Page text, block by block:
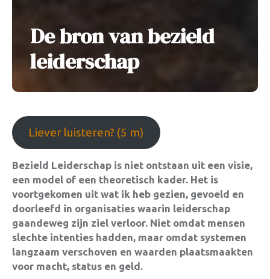
De bron van bezield
leiderschap
Liever luisteren? (5 m)
Bezield Leiderschap is niet ontstaan uit een visie,
een model of een theoretisch kader. Het is
voortgekomen uit wat ik heb gezien, gevoeld en
doorleefd in organisaties waarin leiderschap
gaandeweg zijn ziel verloor. Niet omdat mensen
slechte intenties hadden, maar omdat systemen
langzaam verschoven en waarden plaatsmaakten
voor macht, status en geld.